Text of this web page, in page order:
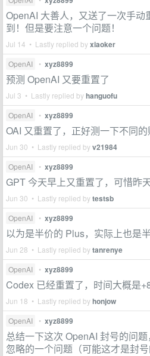
OpenAI 大善人，又送了一次手动
到！但是要注意一个问题！
Jul 14 • Lastly replied byxiaoker
OpenAI • xyz8899
预测 OpenAI 又要重置了
Jul 3 • Lastly replied byhanguofu
OpenAI • xyz8899
OAI 又重置了，正好测一下不同
Jun 30 • Lastly replied byv21984
OpenAI • xyz8899
GPT 今天早上又重置了，可惜昨
Jun 30 • Lastly replied bytestsb
OpenAI • xyz8899
以为是半价的 Plus，实际上也是
Jun 28 • Lastly replied bytanrenye
OpenAI • xyz8899
Codex 已经重置了，时间大概是
Jun 18 • Lastly replied byhonjow
OpenAI • xyz8899
总结一下这次 OpenAI 封号的问
忽略的一个问题（可能这才是封号